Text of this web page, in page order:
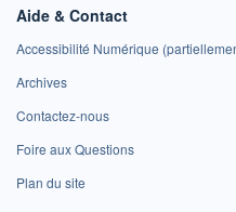
Aide & Contact
Accessibilité Numérique
Archives
Contactez-nous
Foire aux Questions
Plan du site